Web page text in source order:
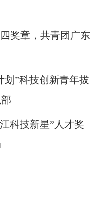
奖章，共青团广东
划 ”科技创新青年拔
科技新星” 人才奖